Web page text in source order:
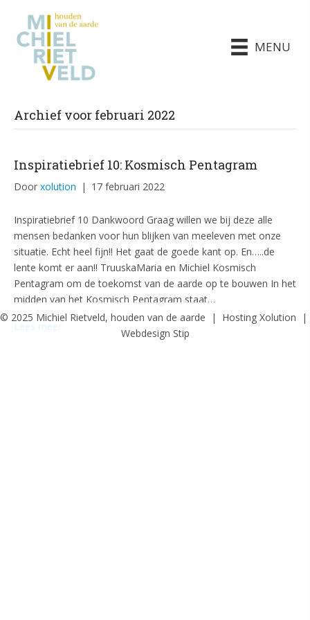
MENU
Archief voor februari 2022
Inspiratiebrief 10: Kosmisch Pentagram
Door xolution | 17 februari 2022
‍Inspiratiebrief 10 ‍Dankwoord Graag willen we bij deze alle
mensen bedanken voor hun blijken van meeleven met onze
situatie. Echt heel fijn!! Het gaat de goede kant op. En…..de
lente komt er aan!! TruuskaMaria en Michiel Kosmisch
Pentagram om de toekomst van de aarde op te bouwen ‍In het
midden van het Kosmisch Pentagram staat…
Lees meer
© 2025 Michiel Rietveld, houden van de aarde | Hosting Xolution |
Webdesign Stip